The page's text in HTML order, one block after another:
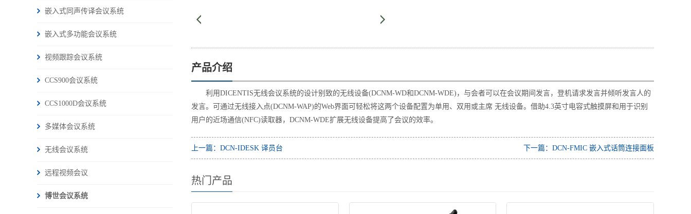
嵌入式同声传译会议系统
嵌入式多功能会议系统
视频跟踪会议系统
CCS900会议系统
CCS1000D会议系统
多媒体会议系统
无线会议系统
远程视频会议
博世会议系统
产品介绍
利用DICENTIS无线会议系统的设计别致的无线设备(DCNM-WD和DCNM-WDE)，与会者可以在会议期间发言，登机请求发言并倾听发言人的
发言。可通过无线接入点(DCNM-WAP)的Web界面可轻松将这两个设备配置为单用、双用或主席 无线设备。借助4.3英寸电容式触摸屏和用于识别
用户的近场通信(NFC)读取器，DCNM-WDE扩展无线设备提高了会议的效率。
上一篇：DCN-IDESK 译员台 下一篇：DCN-FMIC 嵌入式话筒连接面板
热门产品